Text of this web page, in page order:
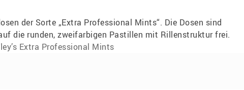
Extra Professional Mints